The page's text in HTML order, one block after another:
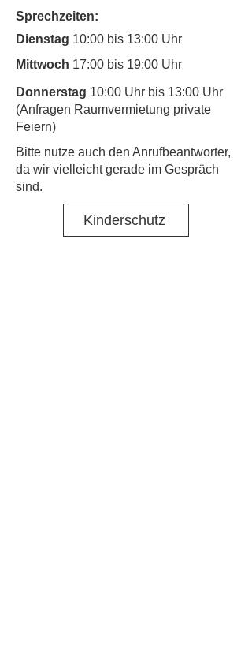
Sprechzeiten:
Dienstag 10:00 bis 13:00 Uhr
Mittwoch 17:00 bis 19:00 Uhr
Donnerstag 10:00 Uhr bis 13:00 Uhr
(Anfragen Raumvermietung private
Feiern)
​Bitte nutze auch den Anrufbeantworter,
da wir vielleicht gerade im Gespräch
sind.
Kinderschutz